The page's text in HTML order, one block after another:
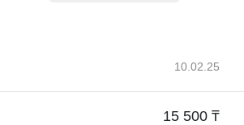
10.02.25
15 500 ₸